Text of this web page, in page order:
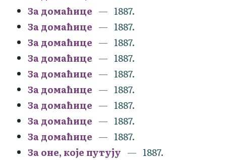
За домаћице
1887.
За домаћице
1887.
За домаћице
1887.
За домаћице
1887.
За домаћице
1887.
За домаћице
1887.
За домаћице
1887.
За домаћице
1887.
За домаћице
1887.
За оне, које путују
1887.